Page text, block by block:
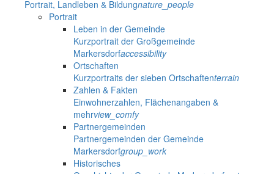
Portrait, Landleben & Bildungnature_people
Portrait
Leben in der Gemeinde
Kurzportrait der Großgemeinde
Markersdorfaccessibility
Ortschaften
Kurzportraits der sieben Ortschaftenterrain
Zahlen & Fakten
Einwohnerzahlen, Flächenangaben &
mehrview_comfy
Partnergemeinden
Partnergemeinden der Gemeinde
Markersdorfgroup_work
Historisches